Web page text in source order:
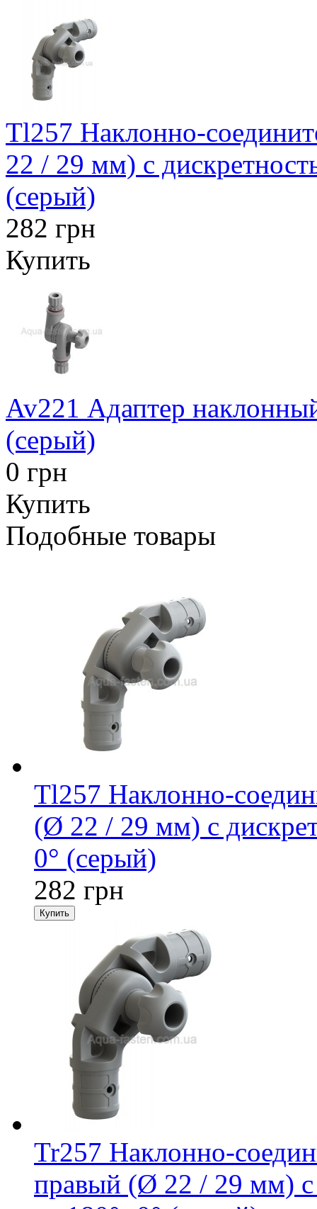
Tl257 Наклонно-
22 / 29 мм) с
(серый)
282 грн
Купить
Av221 Адаптер
(серый)
0 грн
Купить
Подобные товары
Tl257 Наклонно-
(Ø 22 / 29 мм) с
0° (серый)
282 грн
Tr257 Наклонно-
правый (Ø 22 / 29 мм) с